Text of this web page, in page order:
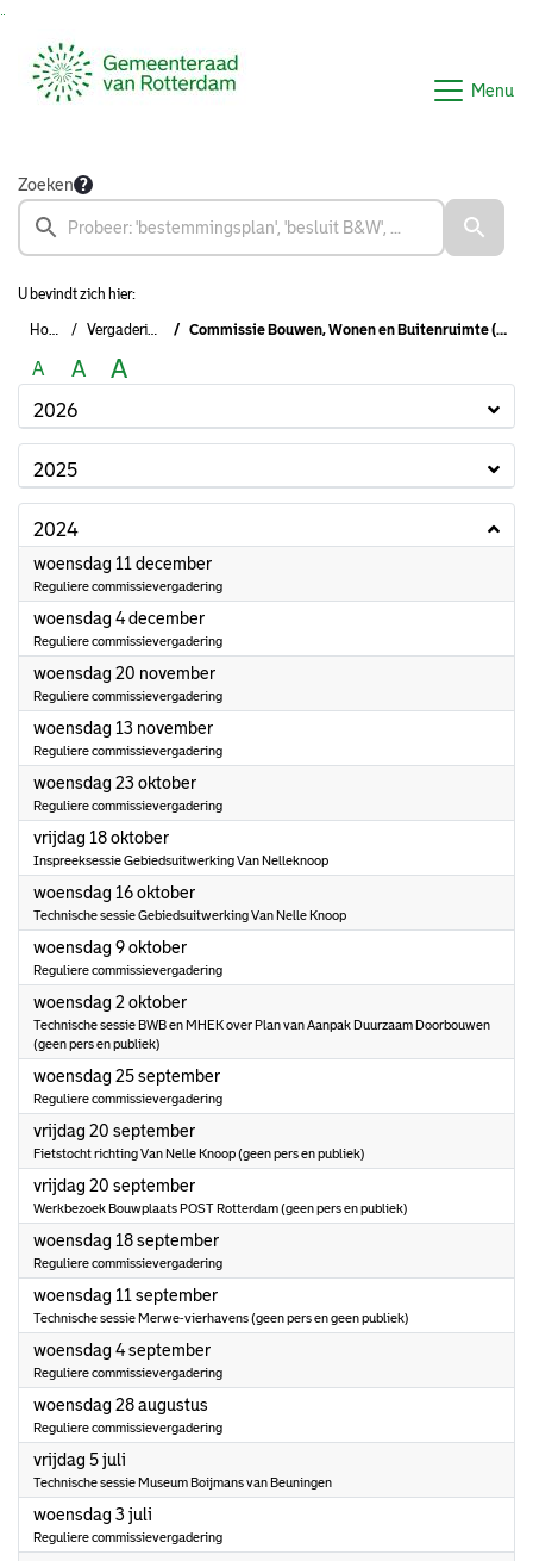
Menu
Zoeken
U bevindt zich hier:
Home Vergaderingen Commissie Bouwen, Wonen en Buitenruimte (2022-2026)
A A A
2026
2025
2024
woensdag 11 december2024
Reguliere commissievergadering
woensdag 4 december2024
Reguliere commissievergadering
woensdag 20 november2024
Reguliere commissievergadering
woensdag 13 november2024
Reguliere commissievergadering
woensdag 23 oktober2024
Reguliere commissievergadering
vrijdag 18 oktober2024
Inspreeksessie Gebiedsuitwerking Van Nelleknoop
woensdag 16 oktober2024
Technische sessie Gebiedsuitwerking Van Nelle Knoop
woensdag 9 oktober2024
Reguliere commissievergadering
woensdag 2 oktober2024
Technische sessie BWB en MHEK over Plan van Aanpak Duurzaam Doorbouwen
(geen pers en publiek)
woensdag 25 september2024
Reguliere commissievergadering
vrijdag 20 september2024
Fietstocht richting Van Nelle Knoop (geen pers en publiek)
vrijdag 20 september2024
Werkbezoek Bouwplaats POST Rotterdam (geen pers en publiek)
woensdag 18 september2024
Reguliere commissievergadering
woensdag 11 september2024
Technische sessie Merwe-vierhavens (geen pers en geen publiek)
woensdag 4 september2024
Reguliere commissievergadering
woensdag 28 augustus
Reguliere commissievergadering
vrijdag 5 juli
Technische sessie Museum Boijmans van Beuningen
woensdag 3 juli
Reguliere commissievergadering